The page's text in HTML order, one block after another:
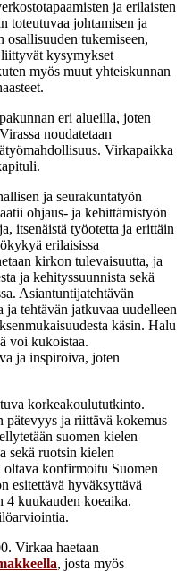
ja erilaisten
toteutuvaa johtamisen ja
osallisuuden tukemiseen,
kysymykset
myös muut yhteiskunnan
eri alueilla, joten
noudatetaan
Virkapaikka
ja seurakuntatyön
ohjaus- ja kehittämistyön
itsenäistä työotetta ja erittäin
erilaisissa
kirkon tulevaisuutta, ja
ja kehityssuunnista sekä
Asiantuntijatehtävän
tehtävän jatkuvaa uudelleen
käsin. Halu
voi kukoistaa.
ja inspiroiva, joten
korkeakoulututkinto.
ja riittävä kokemus
suomen kielen
sekä ruotsin kielen
konfirmoitu Suomen
esitettävä hyväksyttävä
4 kuukauden koeaika.
Virkaa haetaan
, josta myös